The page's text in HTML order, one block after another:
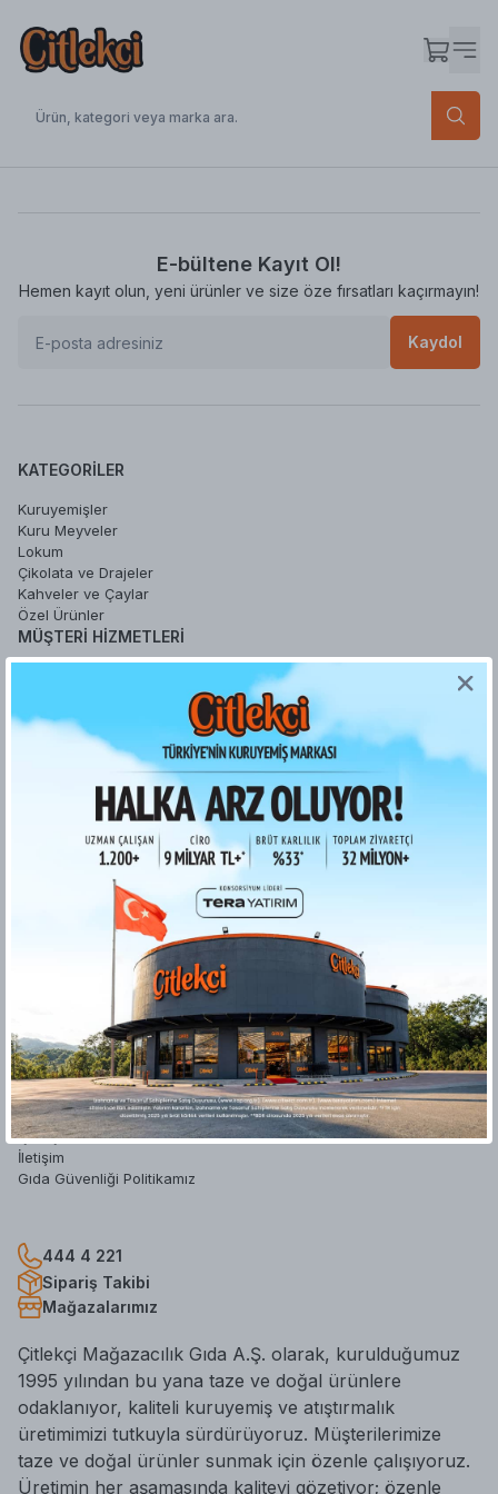
E-bültene Kayıt Ol!
Hemen kayıt olun, yeni ürünler ve size öze fırsatları kaçırmayın!
Kaydol
444 4 221
Sipariş Takibi
Mağazalarımız
Çitlekçi Mağazacılık Gıda A.Ş. olarak, kurulduğumuz
1995 yılından bu yana taze ve doğal ürünlere
odaklanıyor, kaliteli kuruyemiş ve atıştırmalık
üretimimizi tutkuyla sürdürüyoruz. Müşterilerimize
taze ve doğal ürünler sunmak için özenle çalışıyoruz.
Üretimin her aşamasında kaliteyi gözetiyor; özenle
KATEGORILER
Kuruyemişler
Kuru Meyveler
Lokum
Çikolata ve Drajeler
Kahveler ve Çaylar
Özel Ürünler
MÜŞTERI HIZMETLERI
Şifremi Unuttum
Favori Ürünlerim
Sipariş İşlemleri
Gizlilik ve Güvenlik
İade ve Değişim Koşulları
Ödeme ve Teslimat
Kişisel Verilerin Korunması
Kurumsal Fatura
ETK bilgilendirme metni
Bilgi Toplumu Hizmetleri
Hakkımızda
Yatırımcı İlişkileri
Mağazalar
Blog
Hesap Silme Formu
İş Başvuru Formu
İletişim
Gıda Güvenliği Politikamız